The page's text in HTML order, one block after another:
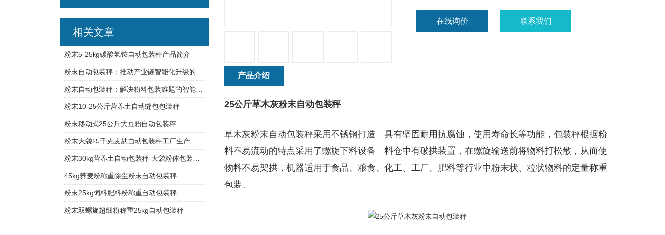
在线询价 联系我们
产品介绍
25公斤草木灰粉末自动包装秤
草木灰粉末自动包装秤采用不锈钢打造，具有坚固耐用抗腐蚀，使用寿命长等功能，包装秤根据粉
料不易流动的特点采用了螺旋下料设备，料仓中有破拱装置，在螺旋输送前将物料打松散，从而使
物料不易架拱，机器适用于食品、粮食、化工、工厂、肥料等行业中粉末状、粒状物料的定量称重
包装。
相关文章
粉末5-25kg碳酸氢铵自动包装秤产品简介
粉末自动包装秤：解决粉料包装难题的智能方案
粉末10-25公斤营养土自动缝包包装秤
粉末移动式25公斤大豆粉自动包装秤
粉末大袋25千克麦麸自动包装秤工厂生产
45kg荞麦粉称重除尘粉末自动包装秤
粉末25kg饲料肥料粉称重自动包装秤
粉末双螺旋超细粉称重25kg自动包装秤